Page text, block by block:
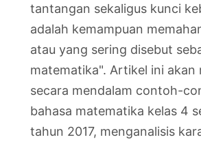
tantangan sekaligus kunci
adalah kemampuan
atau yang sering disebut
matematika". Artikel ini akan
secara mendalam contoh-
bahasa matematika kelas 4
tahun 2017, menganalisis